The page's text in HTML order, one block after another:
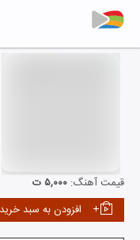
قیمت آهنگ: ۵,۰۰۰ ت
افزودن به سبد خرید